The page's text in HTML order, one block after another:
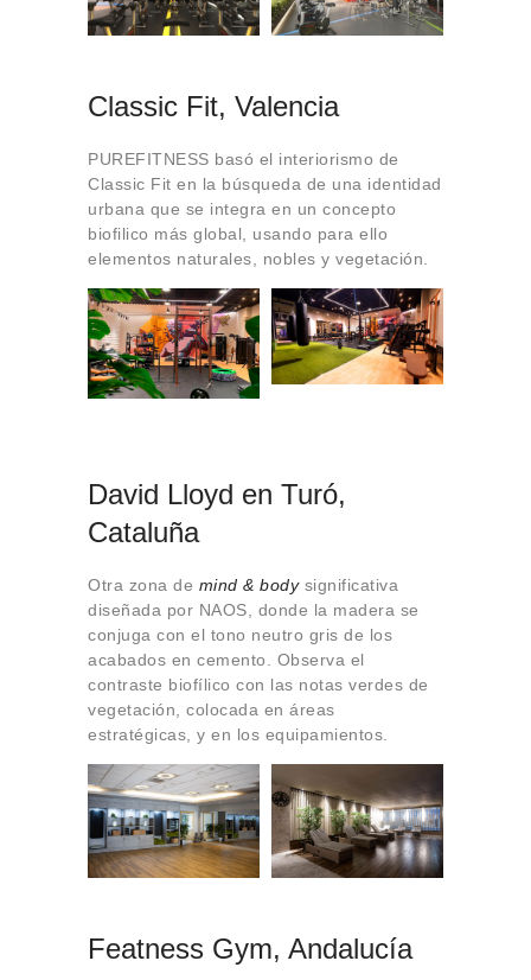
Classic Fit, Valencia
PUREFITNESS basó el interiorismo de
Classic Fit en la búsqueda de una identidad
urbana que se integra en un concepto
biofilico más global, usando para ello
elementos naturales, nobles y vegetación.
David Lloyd en Turó,
Cataluña
Otra zona de mind & body significativa
diseñada por NAOS, donde la madera se
conjuga con el tono neutro gris de los
acabados en cemento. Observa el
contraste biofílico con las notas verdes de
vegetación, colocada en áreas
estratégicas, y en los equipamientos.
Featness Gym, Andalucía